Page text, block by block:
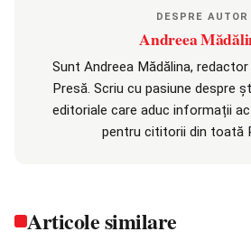
DESPRE AUTOR
Andreea
Sunt Andreea Mădălina,
Presă. Scriu cu pasiune despre
editoriale care aduc informații
pentru cititorii din toată
Articole similare